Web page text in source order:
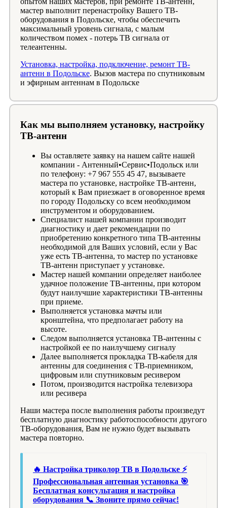
мастер выполнит перенастройку Вашего ТВ-
оборудования в Подольске, чтобы обеспечить
максимальный уровень сигнала, с малым
количеством помех - потерь ТВ сигнала от
телеантенны.
Установка, настройка, подключение, ремонт ТВ-
антенн в Подольске. Вызов мастера по спутниковым
и эфирным антеннам в Подольске
Как мы выполняем установку, настройку
ТВ-антенн
Вы оставляете заявку на нашем сайте нашей
компании - Антенный•Сервис•Подольск или
по телефону: +7 967 555 45 47, вызываете
мастера по установке, настройке ТВ-антенн,
который к Вам приезжает в оговоренное время
по городу Подольску со всем необходимом
инструментом и оборудованием.
Специалист нашей компании производит
диагностику и дает рекомендации по
приобретению конкретного типа ТВ-антенны
необходимой для Ваших условий, если у Вас
уже есть ТВ-антенна, то мастер по установке
ТВ-антенн приступает у установке.
Мастер нашей компании определяет наиболее
удачное положение ТВ-антенны, при котором
будут наилучшие характеристики ТВ-антенны
при приеме.
Выполняется установка мачты или
кронштейна, что предполагает работу на
высоте.
Следом выполняется установка ТВ-антенны с
настройкой ее по наилучшему сигналу
Далее выполняется прокладка ТВ-кабеля для
антенны для соединения с ТВ-приемником,
цифровым или спутниковым ресивером
Потом, производится настройка телевизора
или ресивера
Наши мастера после выполнения работы произведут
бесплатную диагностику работоспособности другого
ТВ-оборудования, Вам не нужно будет вызывать
мастера повторно.
🔥 Настройка триколор ТВ в Подольске ⚡
Профессиональная антенная установка 🎯
Бесплатная консультация и настройка
оборудования 📞 Звоните прямо сейчас!